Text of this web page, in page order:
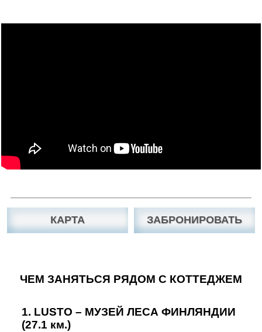
КАРТА ЗАБРОНИРОВАТЬ
ЧЕМ ЗАНЯТЬСЯ РЯДОМ С КОТТЕДЖЕМ
1. LUSTO – МУЗЕЙ ЛЕСА ФИНЛЯНДИИ
(27.1 км.)